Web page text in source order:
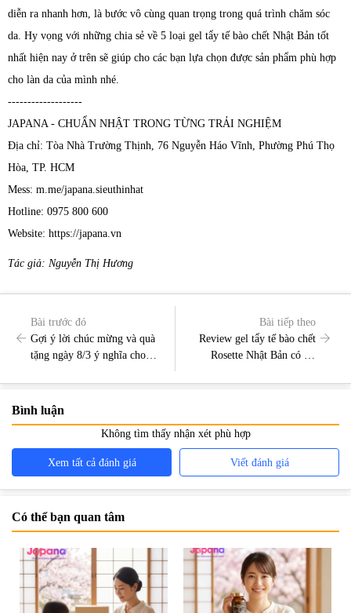
diễn ra nhanh hơn, là bước vô cùng quan trọng trong quá trình chăm sóc
da. Hy vọng với những chia sẻ về 5 loại gel tẩy tế bào chết Nhật Bản tốt
nhất hiện nay ở trên sẽ giúp cho các bạn lựa chọn được sản phẩm phù hợp
cho làn da của mình nhé.
-------------------
JAPANA - CHUẨN NHẬT TRONG TỪNG TRẢI NGHIỆM
Địa chỉ: Tòa Nhà Trường Thịnh, 76 Nguyễn Háo Vĩnh, Phường Phú Thọ
Hòa, TP. HCM
Mess: m.me/japana.sieuthinhat
Hotline: 0975 800 600
Website: https://japana.vn
Tác giả: Nguyễn Thị Hương
Bài trước đó
Gợi ý lời chúc mừng và quà
tặng ngày 8/3 ý nghĩa cho
Bài tiếp theo
Review gel tẩy tế bào chết
Rosette Nhật Bản có tốt
Bình luận
Không tìm thấy nhận xét phù hợp
Xem tất cả đánh giá Viết đánh giá
Có thể bạn quan tâm